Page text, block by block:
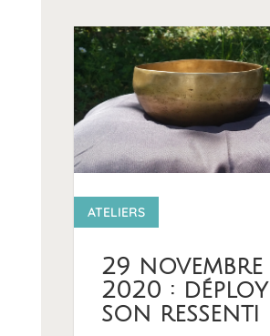
29 novembre
2020 :
son ressenti
ATELIERS
12 1